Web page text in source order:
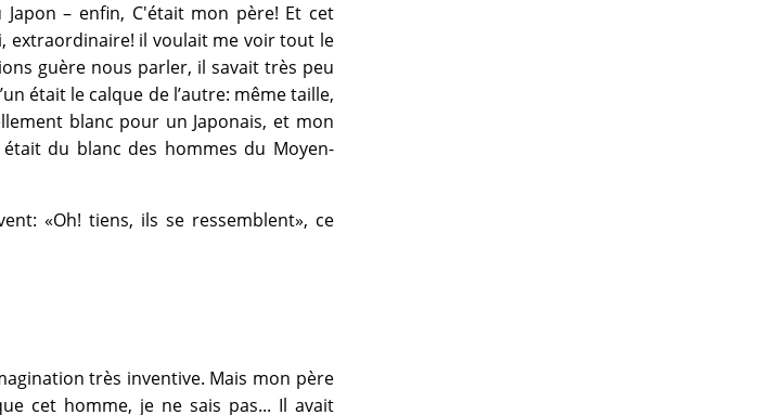
– enfin, C'était mon père! Et cet
extraordinaire! il voulait me voir tout le
guère nous parler, il savait très peu
était le calque de l’autre: même taille,
blanc pour un Japonais, et mon
du blanc des hommes du Moyen-
«Oh! tiens, ils se ressemblent», ce
très inventive. Mais mon père
cet homme, je ne sais pas... Il avait